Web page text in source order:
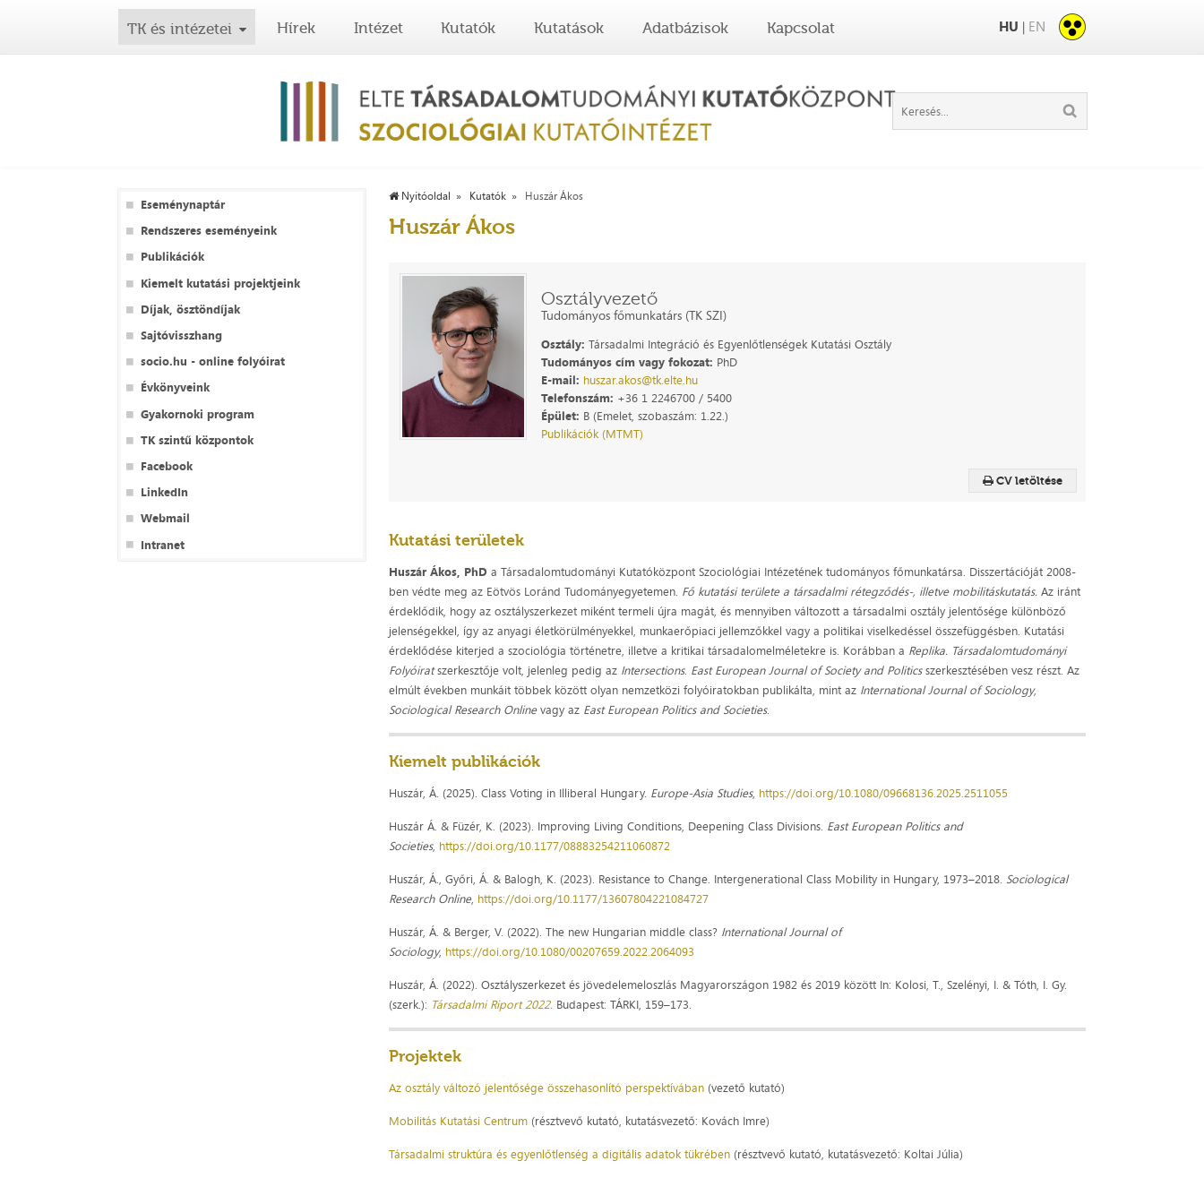
TK és intézetei Hírek Intézet Kutatók Kutatások Adatbázisok Kapcsolat HU | EN
Eseménynaptár
Rendszeres eseményeink
Publikációk
Kiemelt kutatási projektjeink
Díjak, ösztöndíjak
Sajtóvisszhang
socio.hu - online folyóirat
Évkönyveink
Gyakornoki program
TK szintű központok
Facebook
LinkedIn
Webmail
Intranet
Nyitóoldal Kutatók Huszár Ákos
Huszár Ákos
CV letöltése
Osztályvezető
Tudományos főmunkatárs (TK SZI)
Osztály: Társadalmi Integráció és Egyenlőtlenségek Kutatási Osztály
Tudományos cím vagy fokozat: PhD
E-mail: huszar.akos@tk.elte.hu
Telefonszám: +36 1 2246700 / 5400
Épület: B (Emelet, szobaszám: 1.22.)
Publikációk (MTMT)
Kutatási területek
Huszár Ákos, PhD a Társadalomtudományi Kutatóközpont Szociológiai Intézetének tudományos főmunkatársa. Disszertációját 2008-
ben védte meg az Eötvös Loránd Tudományegyetemen. Fő kutatási területe a társadalmi rétegződés-, illetve mobilitáskutatás.Az iránt
érdeklődik, hogy az osztályszerkezet miként termeli újra magát, és mennyiben változott a társadalmi osztály jelentősége különböző
jelenségekkel, így az anyagi életkörülményekkel, munkaerőpiaci jellemzőkkel vagy a politikai viselkedéssel összefüggésben. Kutatási
érdeklődése kiterjed a szociológia történetre, illetve a kritikai társadalomelméletekre is. Korábban a Replika. Társadalomtudományi
Folyóiratszerkesztője volt, jelenleg pedig az Intersections. East European Journal of Society and Politicsszerkesztésében vesz részt. Az
elmúlt években munkáit többek között olyan nemzetközi folyóiratokban publikálta, mint az International Journal of Sociology,
Sociological Research Onlinevagy az East European Politics and Societies.
Kiemelt publikációk
Huszár, Á. (2025). Class Voting in Illiberal Hungary. Europe-Asia Studies, https://doi.org/10.1080/09668136.2025.2511055
Huszár Á. & Füzér, K. (2023). Improving Living Conditions, Deepening Class Divisions. East European Politics and
Societies, https://doi.org/10.1177/08883254211060872
Huszár, Á., Győri, Á. & Balogh, K. (2023). Resistance to Change. Intergenerational Class Mobility in Hungary, 1973–2018. Sociological
Research Online, https://doi.org/10.1177/13607804221084727
Huszár, Á. & Berger, V. (2022). The new Hungarian middle class? International Journal of
Sociology, https://doi.org/10.1080/00207659.2022.2064093
Huszár, Á. (2022). Osztályszerkezet és jövedelemeloszlás Magyarországon 1982 és 2019 között In: Kolosi, T., Szelényi, I. & Tóth, I. Gy.
(szerk.): Társadalmi Riport 2022. Budapest: TÁRKI, 159–173.
Projektek
Az osztály változó jelentősége összehasonlító perspektívában (vezető kutató)
Mobilitás Kutatási Centrum (résztvevő kutató, kutatásvezető: Kovách Imre)
Társadalmi struktúra és egyenlőtlenség a digitális adatok tükrében (résztvevő kutató, kutatásvezető: Koltai Júlia)